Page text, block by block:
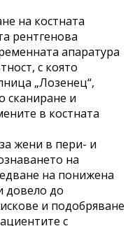
на костната
рентгенова
апаратура
с която
„Лозенец“,
сканиране и
в костната
жени в пери- и
на
на понижена
довело до
и подобряване
с